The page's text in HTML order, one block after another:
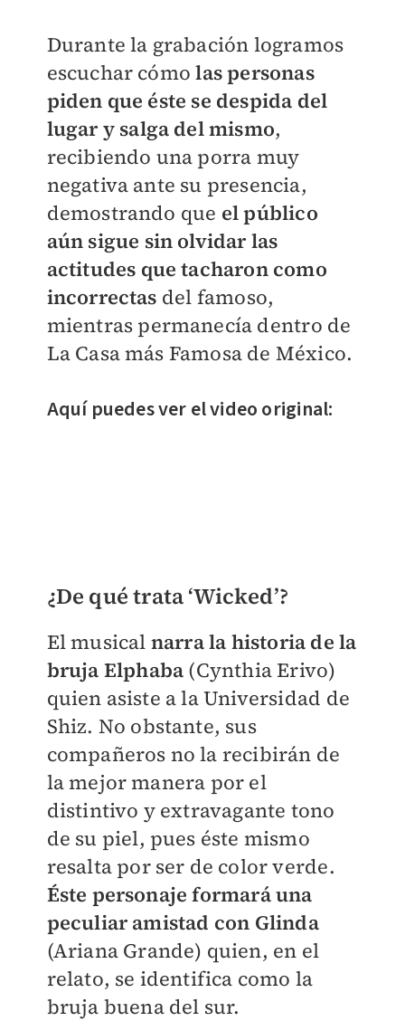
Durante la grabación logramos
escuchar cómolas personas
piden que éste se despida del
lugar y salga del mismo,
recibiendo una porra muy
negativa ante su presencia,
demostrando que el público
aún sigue sin olvidar las
actitudes que tacharon como
incorrectas del famoso,
mientras permanecía dentro de
La Casa más Famosa de México.
Aquí puedes ver el video original:
¿De qué trata ‘Wicked’?
El musical narra la historia de la
bruja Elphaba (Cynthia Erivo)
quien asiste a la Universidad de
Shiz. No obstante, sus
compañeros no la recibirán de
la mejor manera por el
distintivo y extravagante tono
de su piel, pues éste mismo
resalta por ser de color verde.
Éste personaje formará una
peculiar amistad con Glinda
(Ariana Grande) quien, en el
relato, se identifica como la
bruja buena del sur.